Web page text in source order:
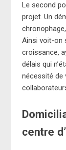
Le second
projet. Un
Ainsi voit-on
croissance,
délais qui
nécessité de
centre